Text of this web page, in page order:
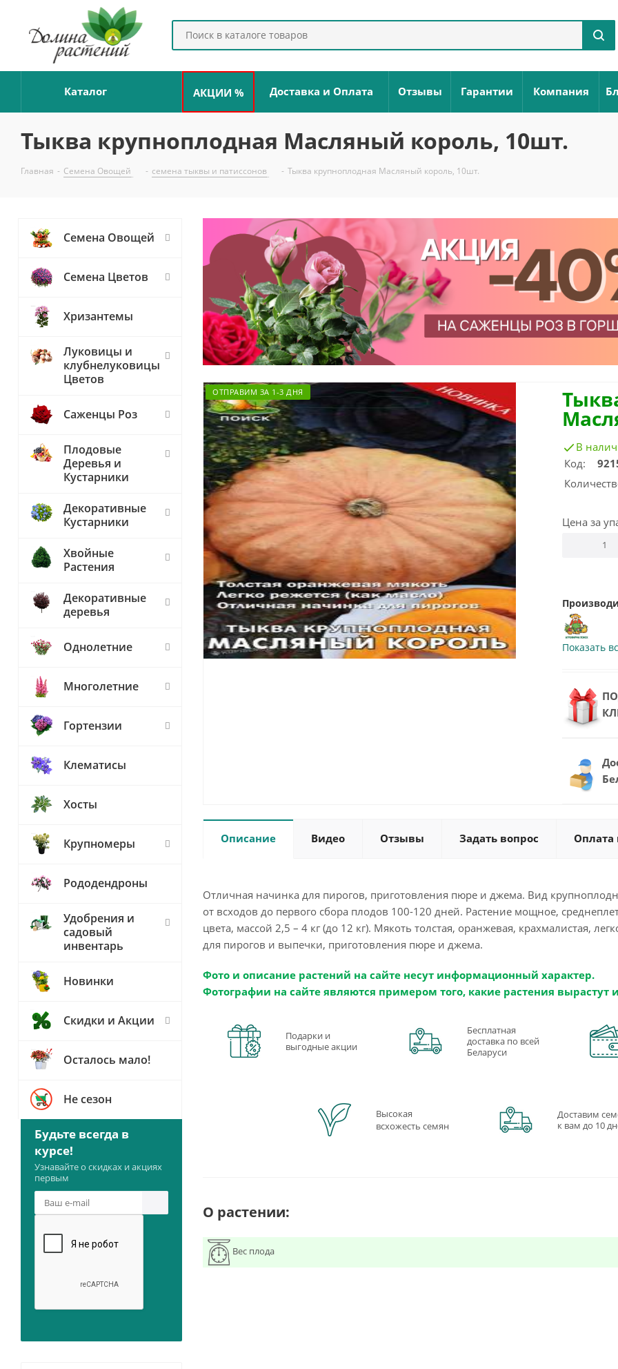
Каталог АКЦИИ % Доставка и Оплата Отзывы Гарантии Компания
Тыква крупноплодная Масляный король, 10шт.
Главная - Семена Овощей - семена тыквы и патиссонов - Тыква крупноплодная Масляный король, 10шт.
ОТПРАВИМ ЗА 1-3 ДНЯ
В
Код:
Цена за
Показать
Описание Видео Отзывы Задать вопрос Оплата
Отличная начинка для пирогов, приготовления пюре и джема. Вид
от всходов до первого сбора плодов 100-120 дней. Растение мощное,
цвета, массой 2,5 – 4 кг (до 12 кг). Мякоть толстая, оранжевая, крахмалистая,
для пирогов и выпечки, приготовления пюре и джема.
Фото и описание растений на сайте несут информационный характер.
Фотографии на сайте являются примером того, какие растения вырастут
Подарки и
выгодные акции
Бесплатная
доставка по всей
Беларуси
Высокая
всхожесть семян
Доставим
к вам до 10
О растении:
Вес плода
Семена Овощей
Семена Цветов
Хризантемы
Луковицы и
клубнелуковицы
Цветов
Саженцы Роз
Плодовые
Деревья и
Кустарники
Декоративные
Кустарники
Хвойные
Растения
Декоративные
деревья
Однолетние
Многолетние
Гортензии
Клематисы
Хосты
Крупномеры
Рододендроны
Удобрения и
садовый
инвентарь
Новинки
Скидки и Акции
Осталось мало!
Не сезон
Будьте всегда в
курсе!
Узнавайте о скидках и акциях
первым